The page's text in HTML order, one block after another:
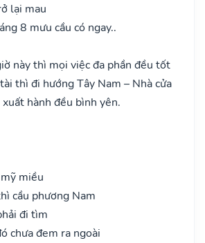
lại mau
8 mưu cầu có ngay..
này thì mọi việc đa phần đều tốt
thì đi hướng Tây Nam – Nhà cửa
hành đều bình yên.
miều
cầu phương Nam
đi tìm
chưa đem ra ngoài